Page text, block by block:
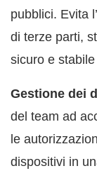
pubblici. Evita
di terze parti,
sicuro e
Gestione dei
del team ad
le
dispositivi in